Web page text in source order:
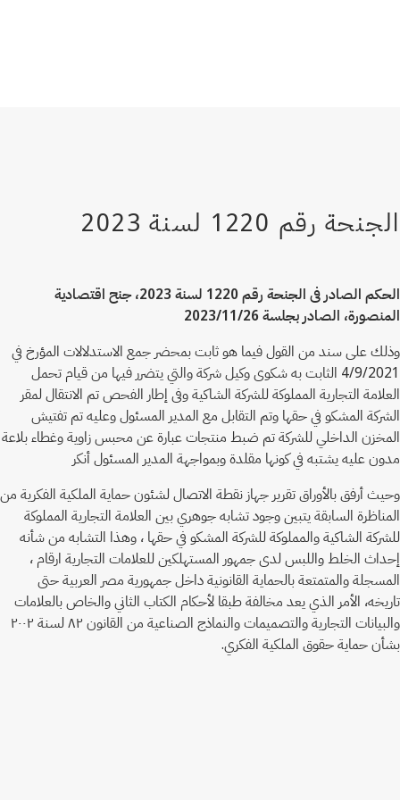
الحكم الصادر فى الجنحة رقم 1220 لسنة 2023، جنح اقتصادية
المنصورة، الصادر بجلسة 2023/11/26
وذلك على سند من القول فيما هو ثابت بمحضر جمع الاستدلالات المؤرخ في
4/9/2021 الثابت به شكوى وكيل شركة والتي يتضرر فيها من قيام تحمل
العلامة التجارية المملوكة للشركة الشاكية وفى إطار الفحص تم الانتقال لمقر
الشركة المشكو في حقها وتم التقابل مع المدير المسئول وعليه تم تفتيش
المخزن الداخلي للشركة تم ضبط منتجات عبارة عن محبس زاوية وغطاء بلاعة
مدون عليه يشتبه في كونها مقلدة وبمواجهة المدير المسئول أنكر
وحيث أرفق بالأوراق تقرير جهاز نقطة الاتصال لشئون حماية الملكية الفكرية من
المناظرة السابقة يتبين وجود تشابه جوهري بين العلامة التجارية المملوكة
للشركة الشاكية والمملوكة للشركة المشكو في حقها ، وهذا التشابه من شأنه
إحداث الخلط واللبس لدى جمهور المستهلكين للعلامات التجارية ارقام ،
المسجلة والمتمتعة بالحماية القانونية داخل جمهورية مصر العربية حتى
تاريخه، الأمر الذي يعد مخالفة طبقا لأحكام الكتاب الثاني والخاص بالعلامات
والبيانات التجارية والتصميمات والنماذج الصناعية من القانون ۸۲ لسنة ٢٠٠٢
بشأن حماية حقوق الملكية الفكري.